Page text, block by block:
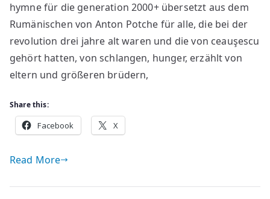
von
Ştefan
Bolea
hymne für die generation 2000+ übersetzt aus dem
Rumänischen von Anton Potche für alle, die bei der
revolution drei jahre alt waren und die von ceauşescu
gehört hatten, von schlangen, hunger, erzählt von
eltern und größeren brüdern,
Share this:
Facebook X
Read More